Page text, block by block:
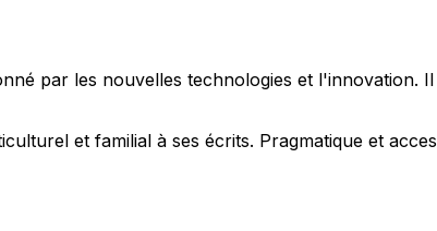
par les nouvelles technologies et
et familial à ses écrits. Pragmatique et